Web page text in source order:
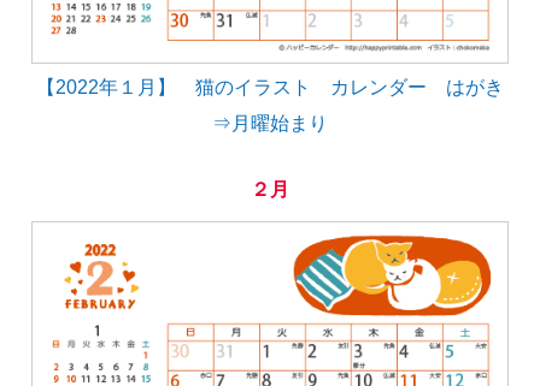
【2022年１月】 猫のイラスト カレンダー はがき
⇒月曜始まり
２月